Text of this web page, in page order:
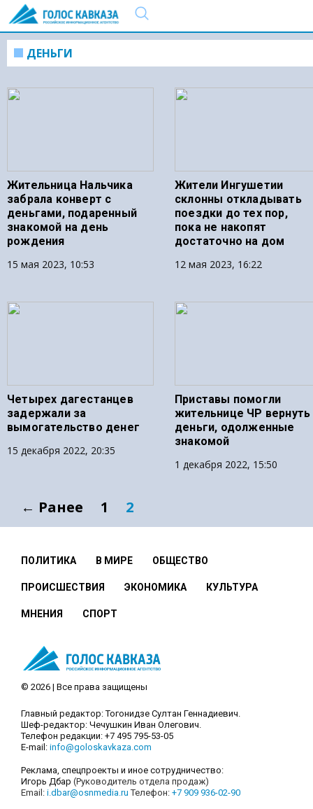
ДЕНЬГИ
Жительница Нальчика
забрала конверт с
деньгами, подаренный
знакомой на день
рождения
15 мая 2023, 10:53
Жители Ингушетии
склонны откладывать
поездки до тех пор,
пока не накопят
достаточно на дом
12 мая 2023, 16:22
Четырех дагестанцев
задержали за
вымогательство денег
15 декабря 2022, 20:35
Приставы помогли
жительнице ЧР вернуть
деньги, одолженные
знакомой
1 декабря 2022, 15:50
← Ранее 1 2
ПОЛИТИКА В МИРЕ ОБЩЕСТВО
ПРОИСШЕСТВИЯ ЭКОНОМИКА КУЛЬТУРА
МНЕНИЯ СПОРТ
© 2026 | Все права защищены
Главный редактор: Тогонидзе Султан Геннадиевич.
Шеф-редактор: Чечушкин Иван Олегович.
Телефон редакции: +7 495 795-53-05
E-mail: info@goloskavkaza.com
Реклама, спецпроекты и иное сотрудничество:
Игорь Дбар (Руководитель отдела продаж)
Email: i.dbar@osnmedia.ru Телефон: +7 909 936-02-90